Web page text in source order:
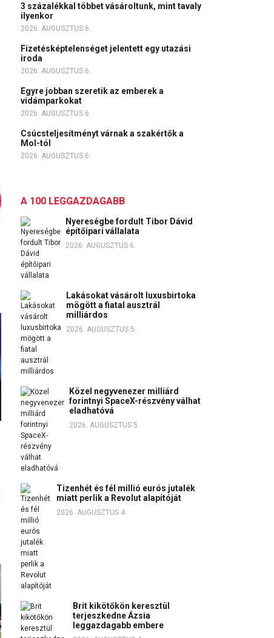
3 százalékkal többet vásároltunk, mint tavaly
ilyenkor
2026. AUGUSZTUS 6.
Fizetésképtelenséget jelentett egy utazási
iroda
2026. AUGUSZTUS 6.
Egyre jobban szeretik az emberek a
vidámparkokat
2026. AUGUSZTUS 6.
Csúcsteljesítményt várnak a szakértők a
Mol-tól
2026. AUGUSZTUS 6.
A 100 LEGGAZDAGABB
Nyereségbe fordult Tibor Dávid
építőipari vállalata
2026. AUGUSZTUS 6.
Lakásokat vásárolt luxusbirtoka
mögött a fiatal ausztrál
milliárdos
2026. AUGUSZTUS 5.
Közel negyvenezer milliárd
forintnyi SpaceX-részvény válhat
eladhatóvá
2026. AUGUSZTUS 5.
Tizenhét és fél millió eurós jutalék
miatt perlik a Revolut alapítóját
2026. AUGUSZTUS 4.
Brit kikötőkön keresztül
terjeszkedne Ázsia
leggazdagabb embere